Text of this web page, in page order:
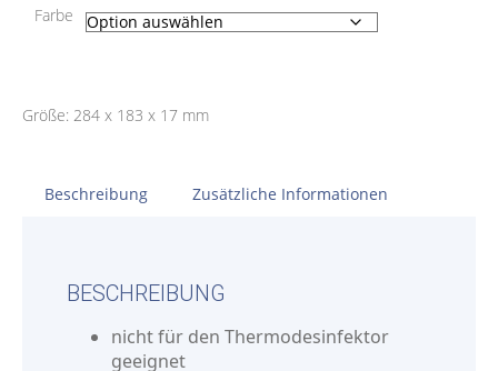
Farbe
Größe: 284 x 183 x 17 mm
Beschreibung Zusätzliche Informationen
BESCHREIBUNG
nicht für den Thermodesinfektor
geeignet